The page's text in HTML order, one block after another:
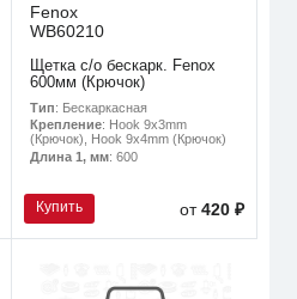
Fenox
WB60210
Щетка с/о бескарк. Fenox
600мм (Крючок)
Тип: Бескаркасная
Крепление: Hook 9x3mm
(Крючок), Hook 9x4mm (Крючок)
Длина 1, мм: 600
Купить от420 ₽